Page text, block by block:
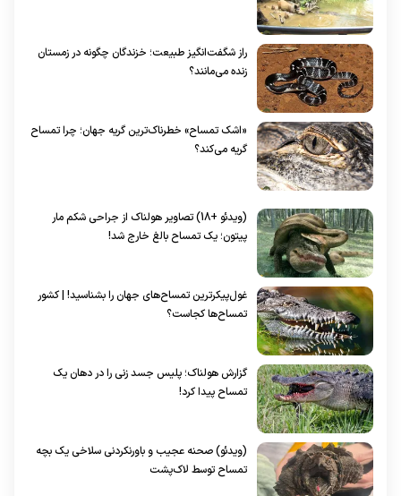
راز شگفت‌انگیز طبیعت؛ خزندگان چگونه در زمستان
زنده می‌مانند؟
«اشک تمساح» خطرناک‌ترین گریه جهان؛ چرا تمساح
گریه می‌کند؟
(ویدئو +18) تصاویر هولناک از جراحی شکم مار
پیتون؛ یک تمساح بالغ خارج شد!
غول‌پیکرترین تمساح‌های جهان را بشناسید! | کشور
تمساح‌ها کجاست؟
گزارش هولناک؛ پلیس جسد زنی را در دهان یک
تمساح پیدا کرد!
(ویدئو) صحنه عجیب و باورنکردنی سلاخی یک بچه
تمساح توسط لاک‌پشت